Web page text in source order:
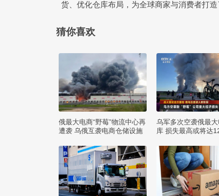
货、优化仓库布局，为全球商家与消费者打
猜你喜欢
俄最大电商“野莓”物流中心再
遭袭 乌俄互袭电商仓储设施
乌军多次空袭俄最
库 损失最高或将达